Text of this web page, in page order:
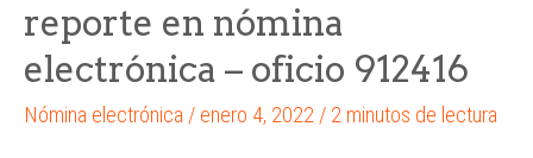
reporte en nómina
electrónica – oficio 912416
Nómina electrónica / enero 4, 2022 / 2 minutos de lectura